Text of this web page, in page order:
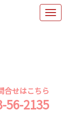
合せはこちら
56-2135